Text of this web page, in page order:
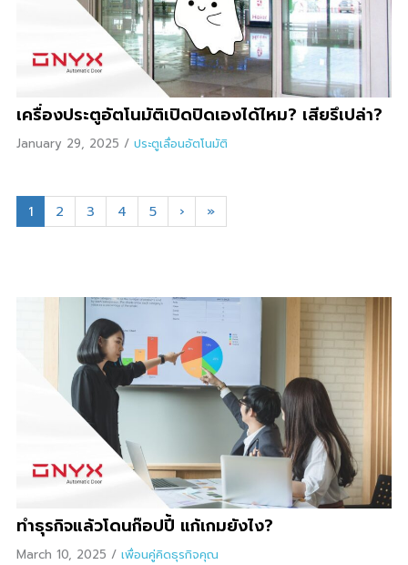
เครื่องประตูอัตโนมัติเปิดปิดเองได้ไหม? เสียรึเปล่า?
January 29, 2025 / ประตูเลื่อนอัตโนมัติ
1 2 3 4 5 › »
ทำธุรกิจแล้วโดนก๊อปปี้ แก้เกมยังไง?
March 10, 2025 / เพื่อนคู่คิดธุรกิจคุณ